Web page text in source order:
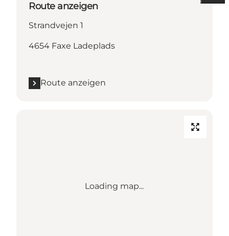
Route anzeigen
Strandvejen 1
4654 Faxe Ladeplads
Route anzeigen
Loading map...